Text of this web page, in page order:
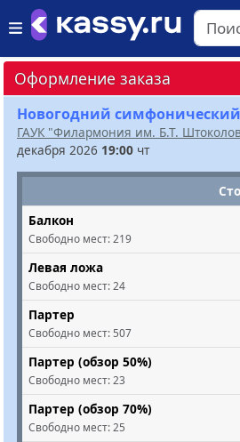
Оформление заказа
Новогодний
ГАУК "Филармония им. Б.Т.
декабря 2026 19:00 чт
Балкон
Свободно мест: 219
Левая ложа
Свободно мест: 24
Партер
Свободно мест: 507
Партер (обзор 50%)
Свободно мест: 23
Партер (обзор 70%)
Свободно мест: 25